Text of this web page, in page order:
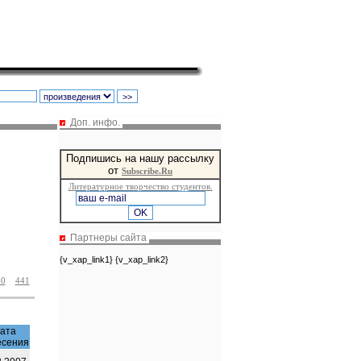
441
Доп. инфо.
Подпишись на нашу рассылку
от Subscribe.Ru
Литературное творчество студентов.
Партнеры сайта
{v_xap_link1} {v_xap_link2}